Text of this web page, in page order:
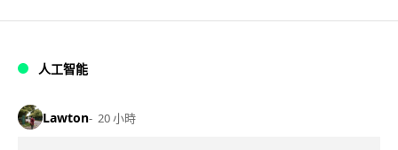
人工智能
Lawton 20 小時